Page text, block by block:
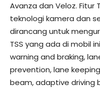
Avanza dan Veloz. Fitur
teknologi kamera dan
dirancang untuk
TSS yang ada di mobil
warning and braking,
prevention, lane
beam, adaptive driving